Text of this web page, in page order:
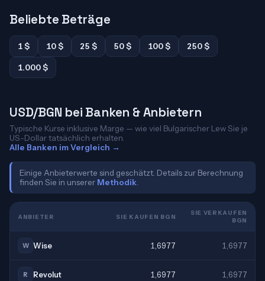
Beliebte Beträge
1 $ 10 $ 25 $ 50 $ 100 $
250 $
1.000 $
USD/BGN bei Banken & Anbietern
Typische Kurse inklusive Marge — wie viel Bulgarischer Lew Sie je
US-Dollar tatsächlich erhalten.
Alle Banken im Vergleich →
Einige Anbieterwerte sind geschätzt. Details zur Berechnung
finden Sie in unserer Methodik
ANBIETER SIE KAUFEN BGN
SIE VERKAUFEN
BGN
W Wise 1,6977 1,6977
R Revolut 1,6977 1,6977